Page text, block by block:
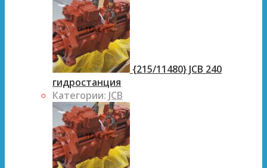
{215/11480} JCB 240
гидростанция
Категории: JCB